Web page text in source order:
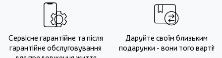
Сервісне гарантійне та після
гарантійне обслуговування
Даруйте своїм близьким
подарунки - вони того варті!